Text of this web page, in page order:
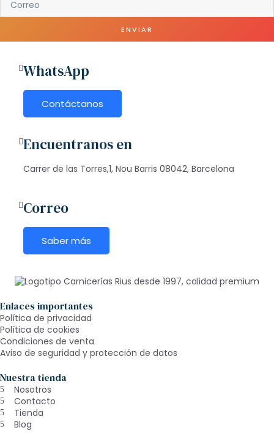
ENVIAR
WhatsApp
Contáctanos
Encuentranos en
Carrer de las Torres,1, Nou Barris 08042, Barcelona
Correo
Saber más
Enlaces importantes
Política de privacidad
Política de cookies
Condiciones de venta
Aviso de seguridad y protección de datos
Nuestra tienda
Nosotros
Contacto
Tienda
Blog